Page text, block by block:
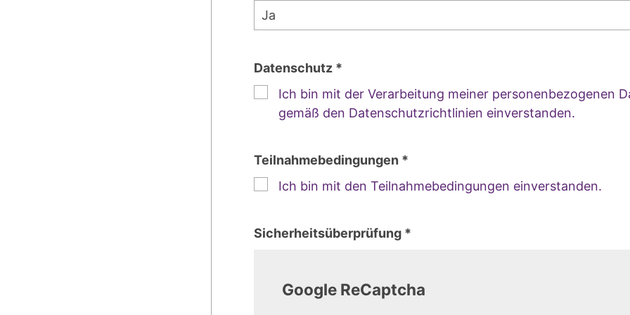
Datenschutz *
Ich bin mit der Verarbeitung meiner personenbezogenen
gemäß den Datenschutzrichtlinien einverstanden.
Teilnahmebedingungen *
Ich bin mit den Teilnahmebedingungen einverstanden.
Sicherheitsüberprüfung *
Google ReCaptcha